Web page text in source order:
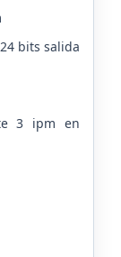
bits salida
3 ipm en